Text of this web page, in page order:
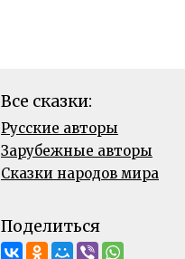
Все сказки:
Русские авторы
Зарубежные авторы
Сказки народов мира
Поделиться